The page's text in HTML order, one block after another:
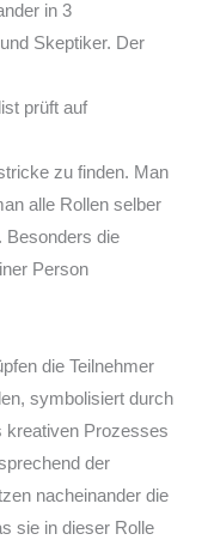
in 3
Skeptiker. Der
prüft auf
zu finden. Man
alle Rollen selber
Besonders die
Person
die Teilnehmer
symbolisiert durch
kreativen Prozesses
der
nacheinander die
sie in dieser Rolle